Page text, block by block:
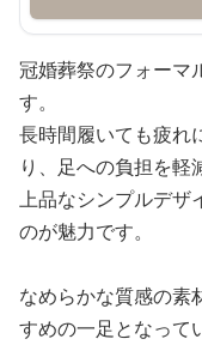
冠婚葬祭のフォーマ
す。
長時間履いても疲れ
り、足への負担を軽
上品なシンプルデザ
のが魅力です。
なめらかな質感の素
すめの一足となって